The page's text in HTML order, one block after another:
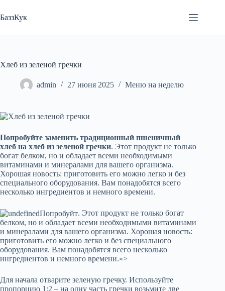
к
сути
БаззКук
Хлеб из зеленой гречки
admin 27 июня 2025 Меню на неделю
Попробуйте заменить традиционный пшеничный
хлеб на хлеб из зеленой гречки. Этот продукт не только
богат белком, но и обладает всеми необходимыми
витаминами и минералами для вашего организма.
Хорошая новость: приготовить его можно легко и без
специального оборудования. Вам понадобятся всего
несколько ингредиентов и немного времени.
. Этот продукт не только богат
белком, но и обладает всеми необходимыми витаминами
и минералами для вашего организма. Хорошая новость:
приготовить его можно легко и без специального
оборудования. Вам понадобятся всего несколько
ингредиентов и немного времени.»>
Для начала отварите зеленую гречку. Используйте
пропорцию 1:2 – на одну часть гречки возьмите две